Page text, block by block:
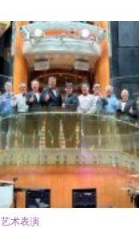
艺术表演